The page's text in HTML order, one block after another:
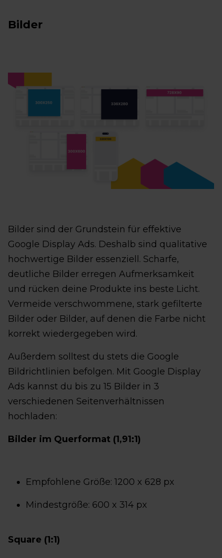
Bilder
Bilder sind der Grundstein für effektive
Google Display Ads. Deshalb sind qualitative
hochwertige Bilder essenziell. Scharfe,
deutliche Bilder erregen Aufmerksamkeit
und rücken deine Produkte ins beste Licht.
Vermeide verschwommene, stark gefilterte
Bilder oder Bilder, auf denen die Farbe nicht
korrekt wiedergegeben wird.
Außerdem solltest du stets die Google
Bildrichtlinien befolgen. Mit Google Display
Ads kannst du bis zu 15 Bilder in 3
verschiedenen Seitenverhältnissen
hochladen:
Bilder im Querformat (1,91:1)
Empfohlene Größe: 1200 x 628 px
Mindestgröße: 600 x 314 px
Square (1:1)